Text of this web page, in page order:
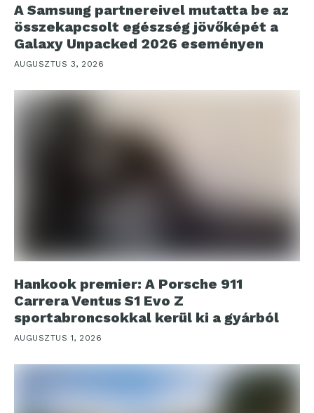
A Samsung partnereivel mutatta be az
összekapcsolt egészség jövőképét a
Galaxy Unpacked 2026 eseményen
AUGUSZTUS 3, 2026
Hankook premier: A Porsche 911
Carrera Ventus S1 Evo Z
sportabroncsokkal kerül ki a gyárból
AUGUSZTUS 1, 2026